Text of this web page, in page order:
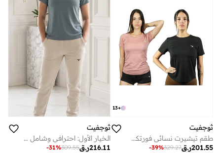
+
13
ثوجفيت
طقم تيشيرت نسائي فورتكس وردي وتيشيرت نسائي دوامة أسود
ر.ق201.55
329.27
-39%
ثوجفيت
الخيار الأول: احترافي وشامل (الأكثر مبيعاً) طقم نسائي رياضي ثق فيت: بنطال فيلوسيتي فايب بيج وتيشيرت كيتي هوك رمادي مزرق
ر.ق216.11
309.55
-31%